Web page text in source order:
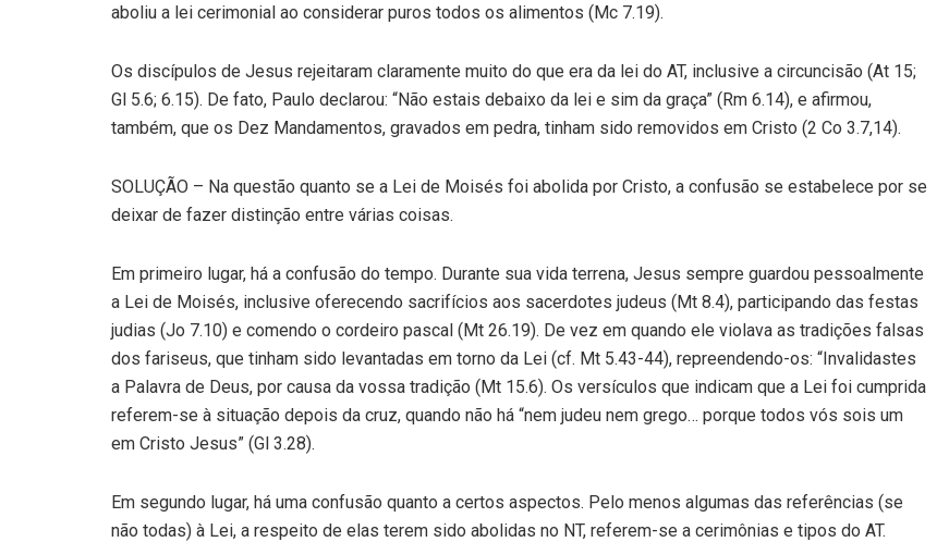
aboliu a lei cerimonial ao considerar puros todos os alimentos (Mc 7.19).
Os discípulos de Jesus rejeitaram claramente muito do que era da lei do AT, inclusive a circuncisão (At 15;
Gl 5.6; 6.15). De fato, Paulo declarou: “Não estais debaixo da lei e sim da graça” (Rm 6.14), e afirmou,
também, que os Dez Mandamentos, gravados em pedra, tinham sido removidos em Cristo (2 Co 3.7,14).
SOLUÇÃO – Na questão quanto se a Lei de Moisés foi abolida por Cristo, a confusão se estabelece por se
deixar de fazer distinção entre várias coisas.
Em primeiro lugar, há a confusão do tempo. Durante sua vida terrena, Jesus sempre guardou pessoalmente
a Lei de Moisés, inclusive oferecendo sacrifícios aos sacerdotes judeus (Mt 8.4), participando das festas
judias (Jo 7.10) e comendo o cordeiro pascal (Mt 26.19). De vez em quando ele violava as tradições falsas
dos fariseus, que tinham sido levantadas em torno da Lei (cf. Mt 5.43-44), repreendendo-os: “Invalidastes
a Palavra de Deus, por causa da vossa tradição (Mt 15.6). Os versículos que indicam que a Lei foi cumprida
referem-se à situação depois da cruz, quando não há “nem judeu nem grego… porque todos vós sois um
em Cristo Jesus” (Gl 3.28).
Em segundo lugar, há uma confusão quanto a certos aspectos. Pelo menos algumas das referências (se
não todas) à Lei, a respeito de elas terem sido abolidas no NT, referem-se a cerimônias e tipos do AT.